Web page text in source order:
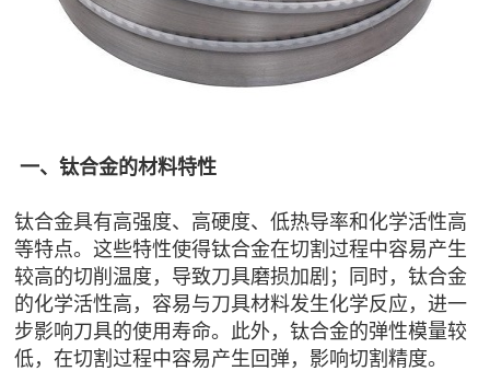
一、钛合金的材料特性
钛合金具有高强度、高硬度、低热导率和化学活性高
等特点。这些特性使得钛合金在切割过程中容易产生
较高的切削温度，导致刀具磨损加剧；同时，钛合金
的化学活性高，容易与刀具材料发生化学反应，进一
步影响刀具的使用寿命。此外，钛合金的弹性模量较
低，在切割过程中容易产生回弹，影响切割精度。